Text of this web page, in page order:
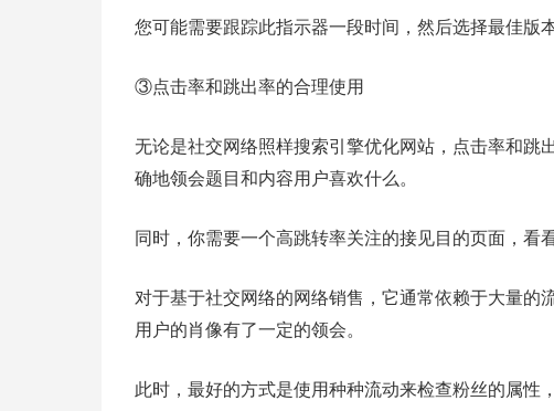
您可能需要跟踪此指示器一段时间，然后选择最佳版
③点击率和跳出率的合理使用
无论是社交网络照样搜索引擎优化网站，点击率和跳
确地领会题目和内容用户喜欢什么。
同时，你需要一个高跳转率关注的接见目的页面，看
对于基于社交网络的网络销售，它通常依赖于大量的
用户的肖像有了一定的领会。
此时，最好的方式是使用种种流动来检查粉丝的属性